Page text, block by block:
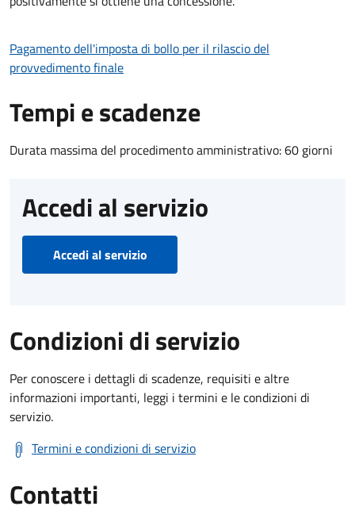
Pagamento dell'imposta di bollo per il rilascio del
provvedimento finale
Tempi e scadenze
Durata massima del procedimento amministrativo: 60 giorni
Accedi al servizio
Accedi al servizio
Condizioni di servizio
Per conoscere i dettagli di scadenze, requisiti e altre
informazioni importanti, leggi i termini e le condizioni di
servizio.
Termini e condizioni di servizio
Contatti